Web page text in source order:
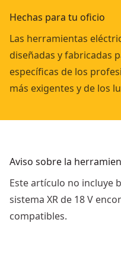
Hechas para tu oficio
Las herramientas
diseñadas y fabricadas
específicas de los
más exigentes y de los
Aviso sobre la
Este artículo no incluye
sistema XR de 18 V
compatibles.